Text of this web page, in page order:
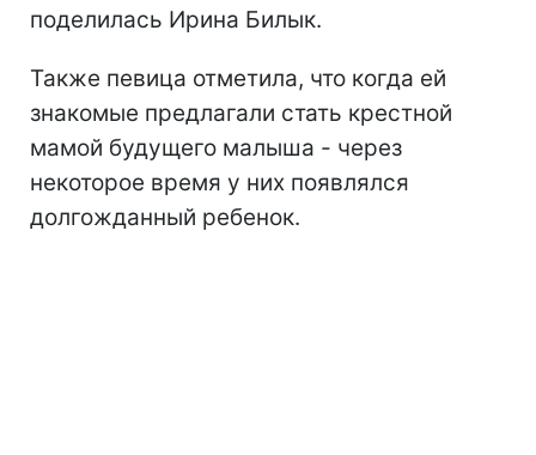
поделилась Ирина Билык.
Также певица отметила, что когда ей
знакомые предлагали стать крестной
мамой будущего малыша - через
некоторое время у них появлялся
долгожданный ребенок.